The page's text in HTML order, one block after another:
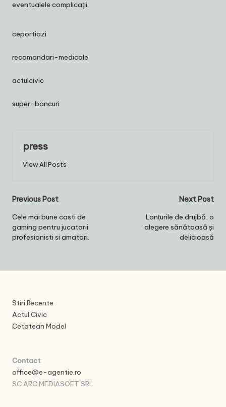
eventualele complicații.
ceportiazi
recomandari-medicale
actulcivic
super-bancuri
press
View All Posts
Post
navigation
Previous Post
Cele mai bune casti de
gaming pentru jucatorii
profesionisti si amatori.
Next Post
Lanțurile de drujbă, o
alegere sănătoasă și
delicioasă
Stiri Recente
Actul Civic
Cetatean Model
Contact:
office@e-agentie.ro
SC ARC MEDIASOFT SRL